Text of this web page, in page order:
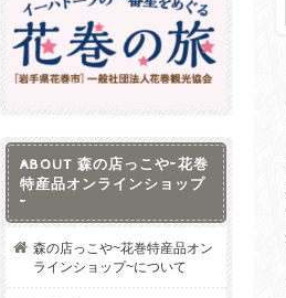
ABOUT 森の店っこや~花巻
特産品オンラインショップ
~
森の店っこや~花巻特産品オン
ラインショップ~について